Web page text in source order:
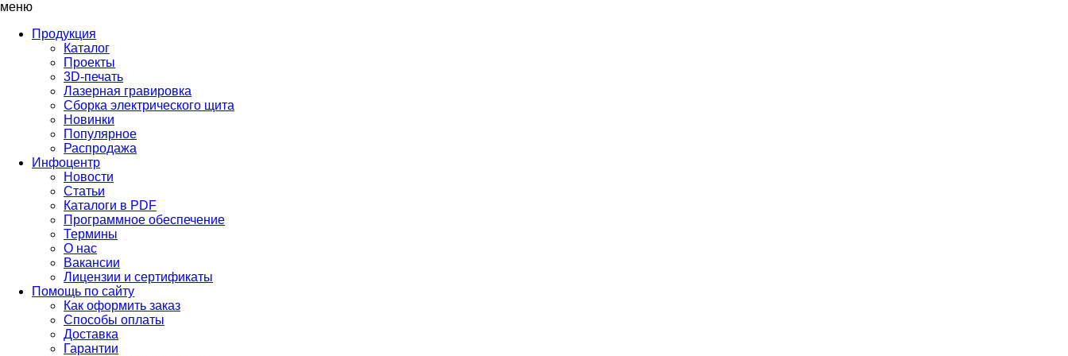
меню
Продукция
Каталог
Проекты
3D-печать
Лазерная гравировка
Сборка электрического щита
Новинки
Популярное
Распродажа
Инфоцентр
Новости
Статьи
Каталоги в PDF
Программное обеспечение
Термины
О нас
Вакансии
Лицензии и сертификаты
Помощь по сайту
Как оформить заказ
Способы оплаты
Доставка
Гарантии